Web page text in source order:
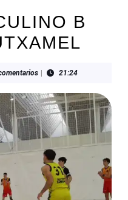
B
21:24